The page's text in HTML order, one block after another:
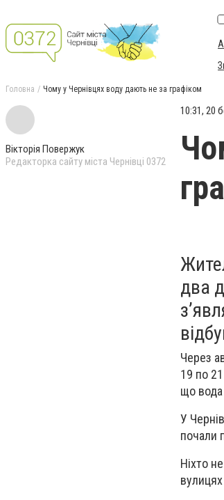
Головна Чому у Чернівцях воду дають не за графіком
Вікторія Повержук
Редакторка сайту міста Чернівці 0372
10:31, 20
два
Через
19 по
що вода
У
почали
Ніхто